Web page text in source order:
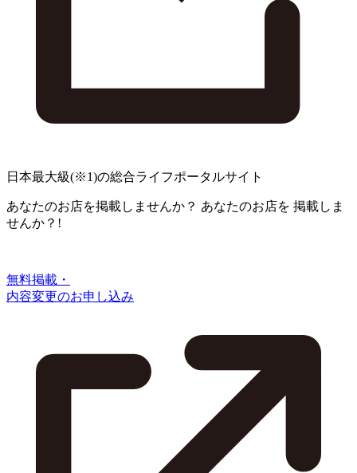
日本最大級(※1)の総合ライフポータルサイト
あなたのお店を掲載しませんか？ あなたのお店を 掲載しま
せんか？!
無料掲載・
内容変更のお申し込み